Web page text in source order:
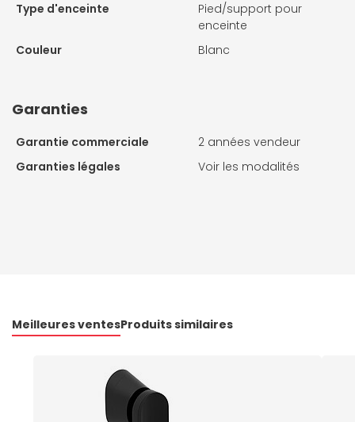
Type d'enceinte
Pied/support pour
enceinte
Couleur
Blanc
Garanties
Garantie commerciale
2 années vendeur
Garanties légales
Voir les modalités
Meilleures ventesProduits similaires